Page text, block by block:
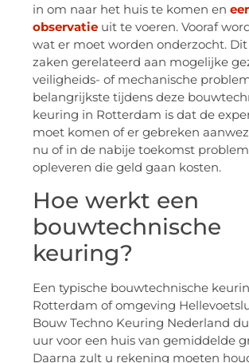
in om naar het huis te komen en
observatie uit te voeren. Vooraf
wat er moet worden onderzocht.
zaken gerelateerd aan mogelijke
veiligheids- of mechanische
belangrijkste tijdens deze
keuring in Rotterdam is dat de
moet komen of er gebreken
nu of in de nabije toekomst
opleveren die geld gaan kosten.
Hoe werkt een
bouwtechnische
keuring?
Een typische bouwtechnische
Rotterdam of omgeving
Bouw Techno Keuring Nederland
uur voor een huis van gemiddelde
Daarna zult u rekening moeten